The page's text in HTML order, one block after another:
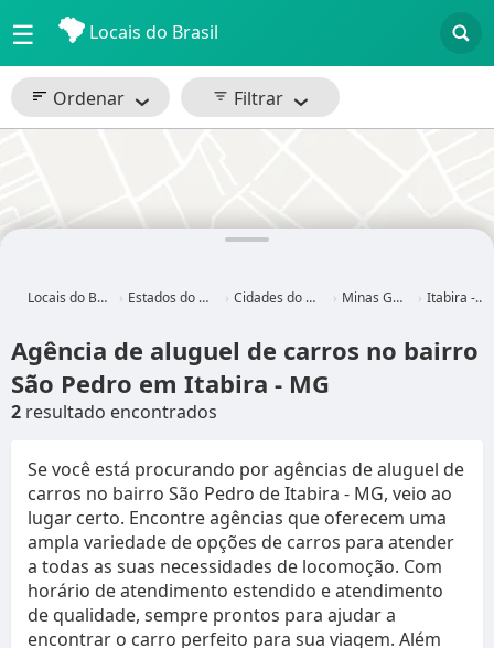
☰ Locais do Brasil
Ordenar Filtrar
Locais do Brasil Estados do Brasil Cidades do Brasil Minas Gerais Itabira - MG
Agência de aluguel de carros no bairro
São Pedro em Itabira - MG
2 resultado encontrados
Se você está procurando por agências de aluguel de
carros no bairro São Pedro de Itabira - MG, veio ao
lugar certo. Encontre agências que oferecem uma
ampla variedade de opções de carros para atender
a todas as suas necessidades de locomoção. Com
horário de atendimento estendido e atendimento
de qualidade, sempre prontos para ajudar a
encontrar o carro perfeito para sua viagem. Além